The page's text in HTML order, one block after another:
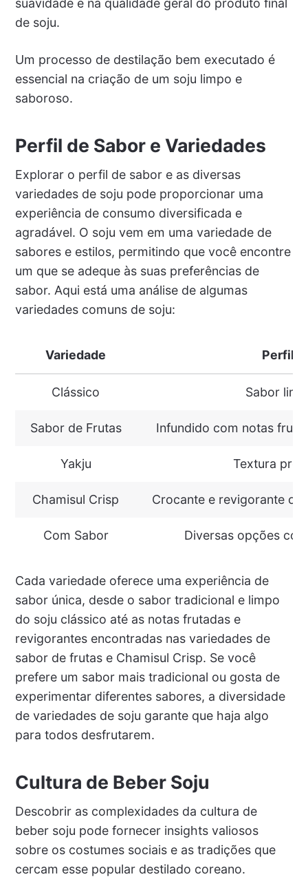
suavidade e na qualidade geral do produto final
de soju.
Um processo de destilação bem executado é
essencial na criação de um soju limpo e
saboroso.
Perfil de Sabor e Variedades
Explorar o perfil de sabor e as diversas
variedades de soju pode proporcionar uma
experiência de consumo diversificada e
agradável. O soju vem em uma variedade de
sabores e estilos, permitindo que você encontre
um que se adeque às suas preferências de
sabor. Aqui está uma análise de algumas
variedades comuns de soju:
Variedade Perfil
Clássico Sabor
Sabor de Frutas Infundido com notas
Yakju Textura
Chamisul Crisp Crocante e revigorante
Com Sabor Diversas opções
Cada variedade oferece uma experiência de
sabor única, desde o sabor tradicional e limpo
do soju clássico até as notas frutadas e
revigorantes encontradas nas variedades de
sabor de frutas e Chamisul Crisp. Se você
prefere um sabor mais tradicional ou gosta de
experimentar diferentes sabores, a diversidade
de variedades de soju garante que haja algo
para todos desfrutarem.
Cultura de Beber Soju
Descobrir as complexidades da cultura de
beber soju pode fornecer insights valiosos
sobre os costumes sociais e as tradições que
cercam esse popular destilado coreano.